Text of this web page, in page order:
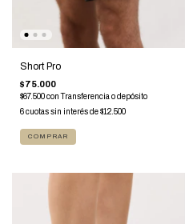
Short Pro
$75.000
$67.500con Transferencia o depósito
6 cuotas sin interés de$12.500
COMPRAR